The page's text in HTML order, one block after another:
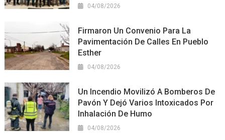
04/08/2026
Firmaron Un Convenio Para La
Pavimentación De Calles En Pueblo
Esther
04/08/2026
Un Incendio Movilizó A Bomberos De
Pavón Y Dejó Varios Intoxicados Por
Inhalación De Humo
04/08/2026